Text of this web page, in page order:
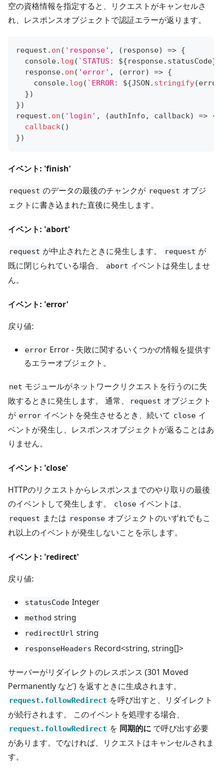
空の資格情報を指定すると、リクエストがキャンセルさ
れ、レスポンスオブジェクトで認証エラーが返ります。
request . on ( 'response' , ( response) => {
console. log ( ` STATUS: ${response. statusCode}
  response
. on ( 'error' , (error) => {
console. log ( ` ERROR: ${JSON . stringify(error
})
})
request . on ( 'login' , (authInfo , callback) => {
callback( )
})
イベント: 'finish'
request のデータの最後のチャンクが request オブジ
ェクトに書き込まれた直後に発生します。
イベント: 'abort'
request が中止されたときに発生します。 request が
既に閉じられている場合、
abort イベントは発生しませ
ん。
イベント: 'error'
戻り値:
error Error - 失敗に関するいくつかの情報を提供す
るエラーオブジェクト。
net モジュールがネットワークリクエストを行うのに失
敗するときに発生します。 通常、
request オブジェクト
が error イベントを発生させるとき、続いて close イ
ベントが発生し、レスポンスオブジェクトが返ることはあ
りません。
イベント: 'close'
HTTPのリクエストからレスポンスまでのやり取りの最後
のイベントして発生します。
close イベントは、
request または response オブジェクトのいずれでもこ
れ以上のイベントが発生しないことを示します。
イベント: 'redirect'
戻り値:
statusCode Integer
method string
redirectUrl string
responseHeaders Record<string, string[]>
サーバーがリダイレクトのレスポンス (301 Moved
Permanently など) を返すときに生成されます。
request.followRedirect を呼び出すと、リダイレクト
が続行されます。 このイベントを処理する場合、
request.followRedirect を 同期的に で呼び出す必要
があります。でなければ、リクエストはキャンセルされま
す。